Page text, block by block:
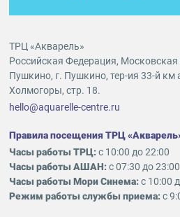
ТРЦ «Акварель»
Российская Федерация, Московская
Пушкино, г. Пушкино, тер-ия 33-й км
Холмогоры, стр. 18.
hello@aquarelle-centre.ru
Правила посещения ТРЦ
Часы работы ТРЦ:с 10:00 до 22:00
Часы работы АШАН:с 07:30 до 23:00
Часы работы Мори Синема:с 10:00
Режим работы службы приема:с